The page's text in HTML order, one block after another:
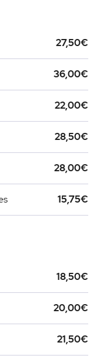
27,50€
36,00€
22,00€
28,50€
28,00€
15,75€
18,50€
20,00€
21,50€